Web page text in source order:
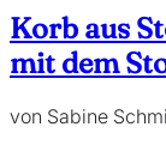
Korb aus
mit dem
von Sabine